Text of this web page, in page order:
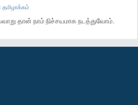
தமிழாக்கம்
தான் நாம் நிச்சயமாக நடத்துவோம்.